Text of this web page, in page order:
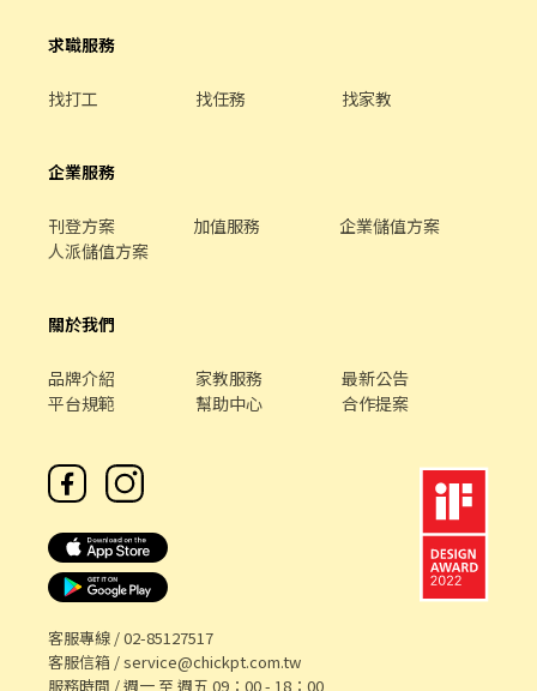
徵方式: ☎加入好友，截圖詢問~ ✅0925-751371-洪小姐 ✅賴：
@731kjelp ★✜✜✜✜✜✜✜✜✜✜亦可洽詢其他職缺唷
求職服務
找打工 找任務 找家教
企業服務
刊登方案 加值服務
企業儲值方案
人派儲值方案
關於我們
品牌介紹 家教服務
最新公告
平台規範
幫助中心 合作提案
客服專線 /02-85127517
客服信箱 /service@chickpt.com.tw
服務時間 / 週一 至 週五 09：00 - 18：00